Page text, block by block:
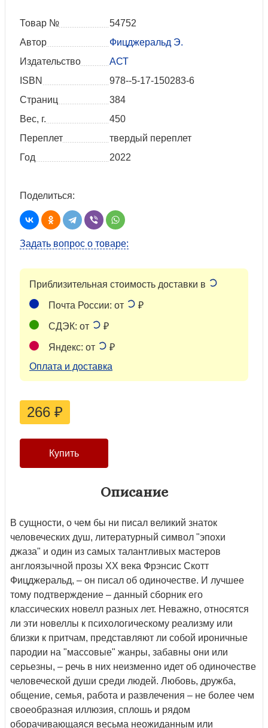
Товар №
54752
Автор
Фицджеральд Э.
Издательство
АСТ
ISBN
978--5-17-150283-6
Страниц
384
Вес, г.
450
Переплет
твердый переплет
Год
2022
Поделиться:
Задать вопрос о товаре:
Приблизительная стоимость доставки в
Почта России: от ₽
СДЭК: от ₽
Яндекс: от
₽
Оплата и доставка
266 ₽
Описание
В сущности, о чем бы ни писал великий знаток
человеческих душ, литературный символ "эпохи
джаза" и один из самых талантливых мастеров
англоязычной прозы ХХ века Фрэнсис Скотт
Фицджеральд, – он писал об одиночестве. И лучшее
тому подтверждение – данный сборник его
классических новелл разных лет. Неважно, относятся
ли эти новеллы к психологическому реализму или
близки к притчам, представляют ли собой ироничные
пародии на "массовые" жанры, забавны они или
серьезны, – речь в них неизменно идет об одиночестве
человеческой души среди людей. Любовь, дружба,
общение, семья, работа и развлечения – не более чем
своеобразная иллюзия, сплошь и рядом
оборачивающаяся весьма неожиданным или